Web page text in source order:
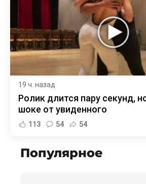
19 ч. назад
Ролик длится пару секунд,
шоке от увиденного
113 54 54
Популярное